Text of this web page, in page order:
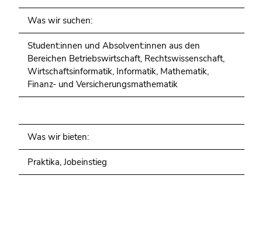
Was wir suchen:
Student:innen und Absolvent:innen aus den
Bereichen Betriebswirtschaft, Rechtswissenschaft,
Wirtschaftsinformatik, Informatik, Mathematik,
Finanz- und Versicherungsmathematik
Was wir bieten:
Praktika, Jobeinstieg